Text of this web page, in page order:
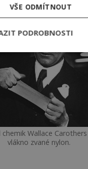
chemik Wallace
vlákno zvané nylon.
VŠE ODMÍTNOUT
PODROBNOSTI